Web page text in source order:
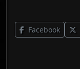
Facebook